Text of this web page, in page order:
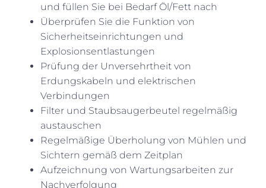
und füllen Sie bei Bedarf Öl/Fett nach
Überprüfen Sie die Funktion von
Sicherheitseinrichtungen und
Explosionsentlastungen
Prüfung der Unversehrtheit von
Erdungskabeln und elektrischen
Verbindungen
Filter und Staubsaugerbeutel regelmäßig
austauschen
Regelmäßige Überholung von Mühlen und
Sichtern gemäß dem Zeitplan
Aufzeichnung von Wartungsarbeiten zur
Nachverfolgung